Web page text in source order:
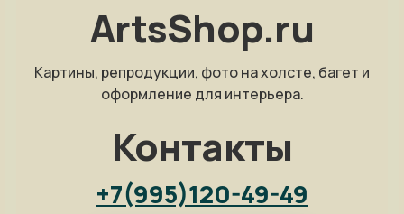
ArtsShop.ru
Картины, репродукции, фото на холсте, багет и
оформление для интерьера.
Контакты
+7(995)120-49-49